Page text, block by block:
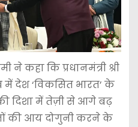
ने कहा कि प्रधानमंत्री श्री
में देश ‘विकसित भारत’ के
दिशा में तेज़ी से आगे बढ़
की आय दोगुनी करने के